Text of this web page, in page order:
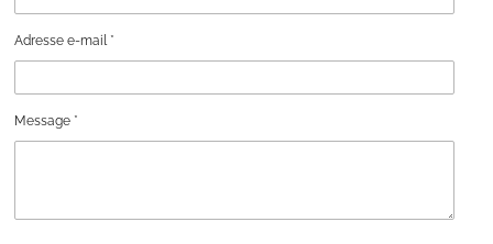
Adresse e-mail *
Message *